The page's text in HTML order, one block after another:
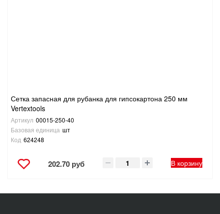
Сетка запасная для рубанка для гипсокартона 250 мм
Vertextools
Артикул 00015-250-40
Базовая единица шт
Код 624248
202.70 руб В корзину